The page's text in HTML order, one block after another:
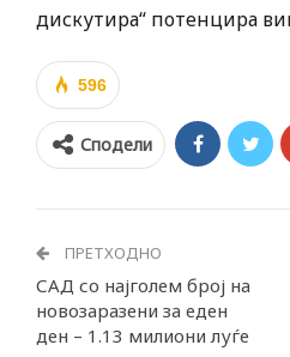
дискутира“ потенцира
596
Сподели
ПРЕТХОДНО
САД со најголем број на
новозаразени за еден
ден – 1.13 милиони луѓе